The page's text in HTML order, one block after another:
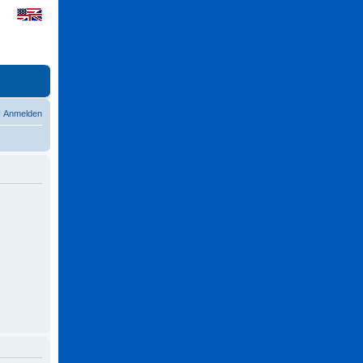
Anmelden